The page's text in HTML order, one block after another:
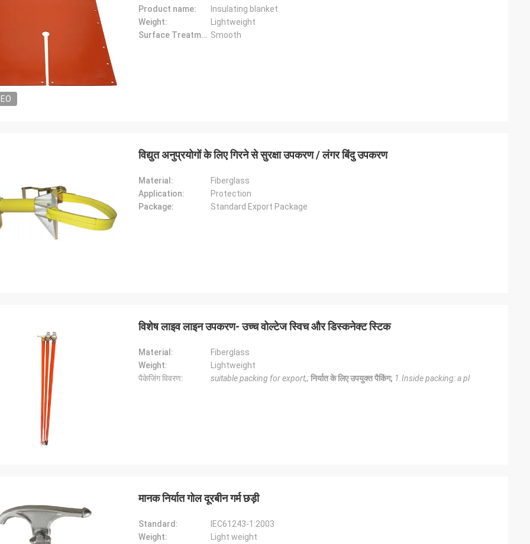
Product name:
Insulating blanket
Weight:
Lightweight
Surface Treatment: Smooth
विद्युत अनुप्रयोगों के लिए गिरने से सुरक्षा उपकरण / लंगर बिंदु उपकरण
Material:
Fiberglass
Application:
Protection
Package:
Standard Export Package
विशेष लाइव लाइन उपकरण- उच्च वोल्टेज स्विच और डिस्कनेक्ट स्टिक
Material:
Fiberglass
Weight:
Lightweight
पैकेजिंग विवरण:
suitable packing for export,;निर्यात के लिए उपयुक्त पैकिंग; 1.Inside packing: a pl
मानक निर्यात गोल दूरबीन गर्म छड़ी
Standard:
IEC61243-1:2003
Weight:
Light weight